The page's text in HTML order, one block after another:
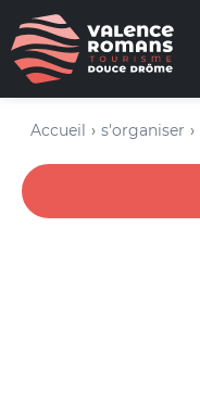
Accueil s'organiser